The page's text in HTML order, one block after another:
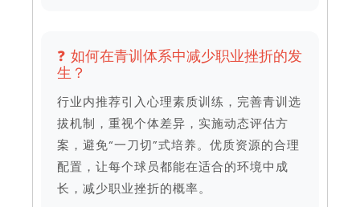
❓ 如何在青训体系中减少职业挫折的发
生？
行业内推荐引入心理素质训练，完善青训选
拔机制，重视个体差异，实施动态评估方
案，避免“一刀切”式培养。优质资源的合理
配置，让每个球员都能在适合的环境中成
长，减少职业挫折的概率。